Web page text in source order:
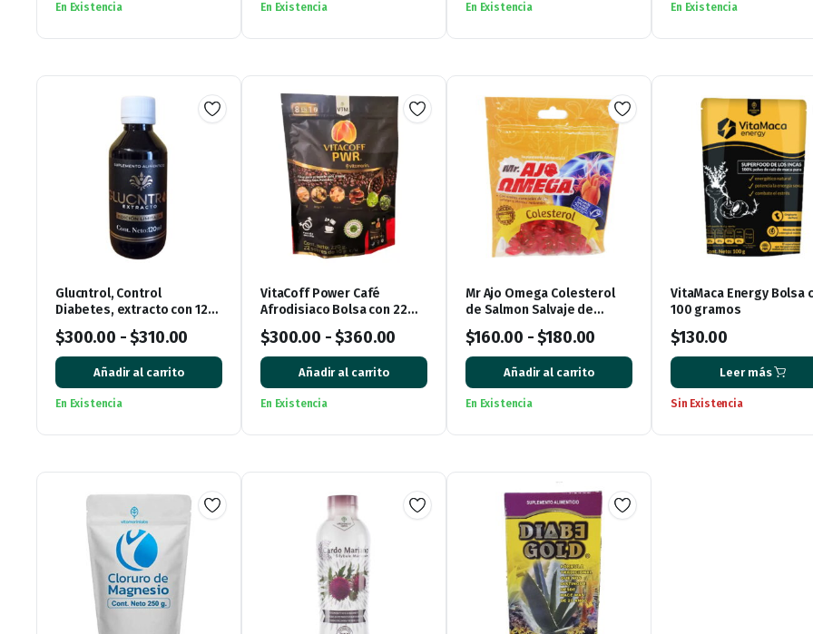
En Existencia En Existencia En Existencia En Existencia
Glucntrol, Control
Diabetes, extracto con 120
mL
$300.00 -$310.00
Añadir al carrito
En Existencia
VitaCoff Power Café
Afrodisiaco Bolsa con 22
sobres
$300.00 -$360.00
Añadir al carrito
En Existencia
Mr Ajo Omega Colesterol
de Salmon Salvaje de
Alaska, bolsa con 60
Cápsulas de Gel
$160.00 -$180.00
Añadir al carrito
En Existencia
VitaMaca Energy Bolsa
100 gramos
$130.00
Leer más
Sin Existencia